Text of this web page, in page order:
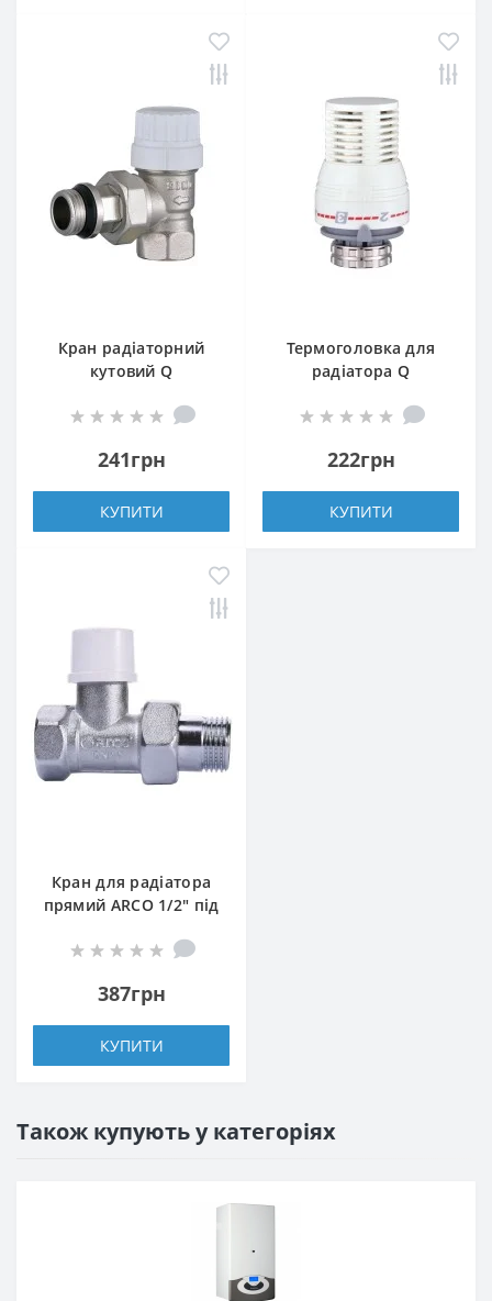
Кран радіаторний
кутовий Q
NV-QP5007 під ключ з
241грн
КУПИТИ
Термоголовка для
радіатора Q
NV-QP5030 M30х1,5
222грн
КУПИТИ
Кран для радіатора
прямий ARCO 1/2″ під
387грн
КУПИТИ
Також купують у категоріях